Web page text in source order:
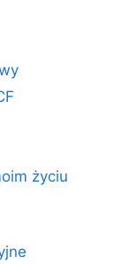
życiu